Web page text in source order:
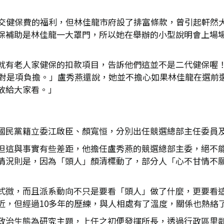
健保費的福利，但林佳龍市府設了排富條款，曾引起軒
助是林佳龍一大罩門，所以她在舉辦的小型說明會上
老人家健保的扣款項目，告訴他們這並不是二代健保
是項負擔。」盧秀燕還說，她並不擔心如果林佳龍在選
大家看。」
黨籍立委江啟臣、顏寬恒，分別出任競選總部主任委員
與事實有些差距，他擔任盧秀燕的競選總部主委，絕
則是，因為「頭人」顏清標動了，部分人「心不甘情
，而且派系動向不只是要看「頭人」做了什麼，更要
但經過10多年的歷練，與人相處有了溫度，關係也熱絡
生態為研究主題，上任之初便發揮所長，透過行政區